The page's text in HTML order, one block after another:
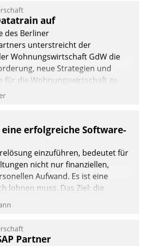
daher
Berliner Datatrain GmbH den
digitalisiert.
auf
des Berliner
unterstreicht der
Wohnungswirtschaft GdW die
neue Strategien und
für die Wohnungswirtschaft zu
erfolgreiche Software-
einzuführen, bedeutet für
nicht nur finanziellen,
Aufwand. Es ist eine
lohnen muss. Das Ziel: die
der Geschäftsabläufe. Damit
wird, sollten einige Grundregeln
Partner